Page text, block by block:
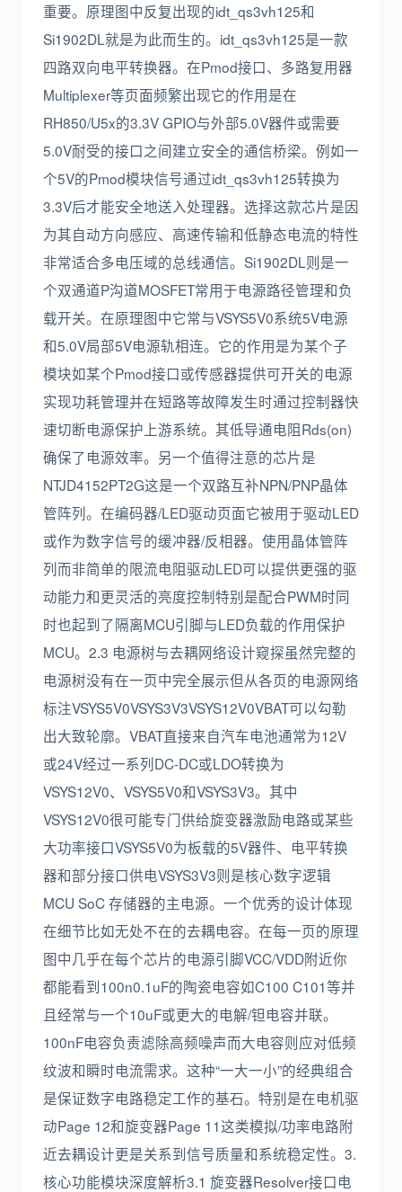
重要。原理图中反复出现的idt_qs3vh125和
Si1902DL就是为此而生的。idt_qs3vh125是一款
四路双向电平转换器。在Pmod接口、多路复用器
Multiplexer等页面频繁出现它的作用是在
RH850/U5x的3.3V GPIO与外部5.0V器件或需要
5.0V耐受的接口之间建立安全的通信桥梁。例如一
个5V的Pmod模块信号通过idt_qs3vh125转换为
3.3V后才能安全地送入处理器。选择这款芯片是因
为其自动方向感应、高速传输和低静态电流的特性
非常适合多电压域的总线通信。Si1902DL则是一
个双通道P沟道MOSFET常用于电源路径管理和负
载开关。在原理图中它常与VSYS5V0系统5V电源
和5.0V局部5V电源轨相连。它的作用是为某个子
模块如某个Pmod接口或传感器提供可开关的电源
实现功耗管理并在短路等故障发生时通过控制器快
速切断电源保护上游系统。其低导通电阻Rds(on)
确保了电源效率。另一个值得注意的芯片是
NTJD4152PT2G这是一个双路互补NPN/PNP晶体
管阵列。在编码器/LED驱动页面它被用于驱动LED
或作为数字信号的缓冲器/反相器。使用晶体管阵
列而非简单的限流电阻驱动LED可以提供更强的驱
动能力和更灵活的亮度控制特别是配合PWM时同
时也起到了隔离MCU引脚与LED负载的作用保护
MCU。2.3 电源树与去耦网络设计窥探虽然完整的
电源树没有在一页中完全展示但从各页的电源网络
标注VSYS5V0VSYS3V3VSYS12V0VBAT可以勾勒
出大致轮廓。VBAT直接来自汽车电池通常为12V
或24V经过一系列DC-DC或LDO转换为
VSYS12V0、VSYS5V0和VSYS3V3。其中
VSYS12V0很可能专门供给旋变器激励电路或某些
大功率接口VSYS5V0为板载的5V器件、电平转换
器和部分接口供电VSYS3V3则是核心数字逻辑
MCU SoC 存储器的主电源。一个优秀的设计体现
在细节比如无处不在的去耦电容。在每一页的原理
图中几乎在每个芯片的电源引脚VCC/VDD附近你
都能看到100n0.1uF的陶瓷电容如C100 C101等并
且经常与一个10uF或更大的电解/钽电容并联。
100nF电容负责滤除高频噪声而大电容则应对低频
纹波和瞬时电流需求。这种“一大一小”的经典组合
是保证数字电路稳定工作的基石。特别是在电机驱
动Page 12和旋变器Page 11这类模拟/功率电路附
近去耦设计更是关系到信号质量和系统稳定性。3.
核心功能模块深度解析3.1 旋变器Resolver接口电